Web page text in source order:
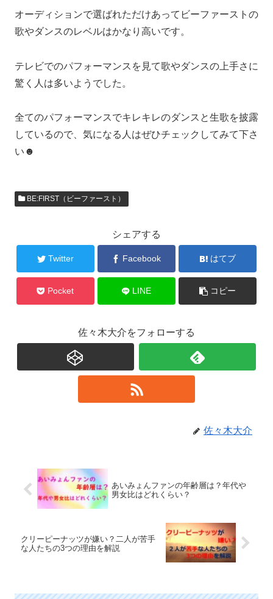
オーディションで選ばれただけあってビーファーストの
歌やダンスのレベルはかなり高いです。
テレビでのパフォーマンスを見て歌やダンスの上手さに
驚く人は多いようでした。
全てのパフォーマンスでキレキレのダンスと生歌を披露
しているので、気になる人はぜひチェックしてみて下さ
い☻
BE:FIRST（ビーファースト）
シェアする
Twitter Facebook はてブ
Pocket LINE コピー
佐々木大介をフォローする
佐々木大介
あいみょんファンの年齢層は？年代や
男女比はどれくらい？
クリーピーナッツが嫌い？二人が苦手
な人たちの3つの理由を解説